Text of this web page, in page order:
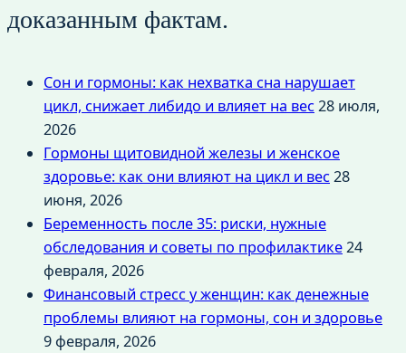
доказанным фактам.
Сон и гормоны: как нехватка сна нарушает
цикл, снижает либидо и влияет на вес28 июля,
2026
Гормоны щитовидной железы и женское
здоровье: как они влияют на цикл и вес28
июня, 2026
Беременность после 35: риски, нужные
обследования и советы по профилактике24
февраля, 2026
Финансовый стресс у женщин: как денежные
проблемы влияют на гормоны, сон и здоровье
9 февраля, 2026